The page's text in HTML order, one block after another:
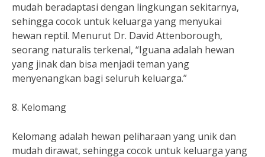
mudah beradaptasi dengan lingkungan sekitarnya,
sehingga cocok untuk keluarga yang menyukai
hewan reptil. Menurut Dr. David Attenborough,
seorang naturalis terkenal, “Iguana adalah hewan
yang jinak dan bisa menjadi teman yang
menyenangkan bagi seluruh keluarga.”
8. Kelomang
Kelomang adalah hewan peliharaan yang unik dan
mudah dirawat, sehingga cocok untuk keluarga yang